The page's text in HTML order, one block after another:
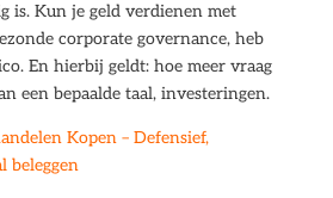
is. Kun je geld verdienen met
corporate governance, heb
En hierbij geldt: hoe meer vraag
een bepaalde taal, investeringen.
Kopen – Defensief,
beleggen